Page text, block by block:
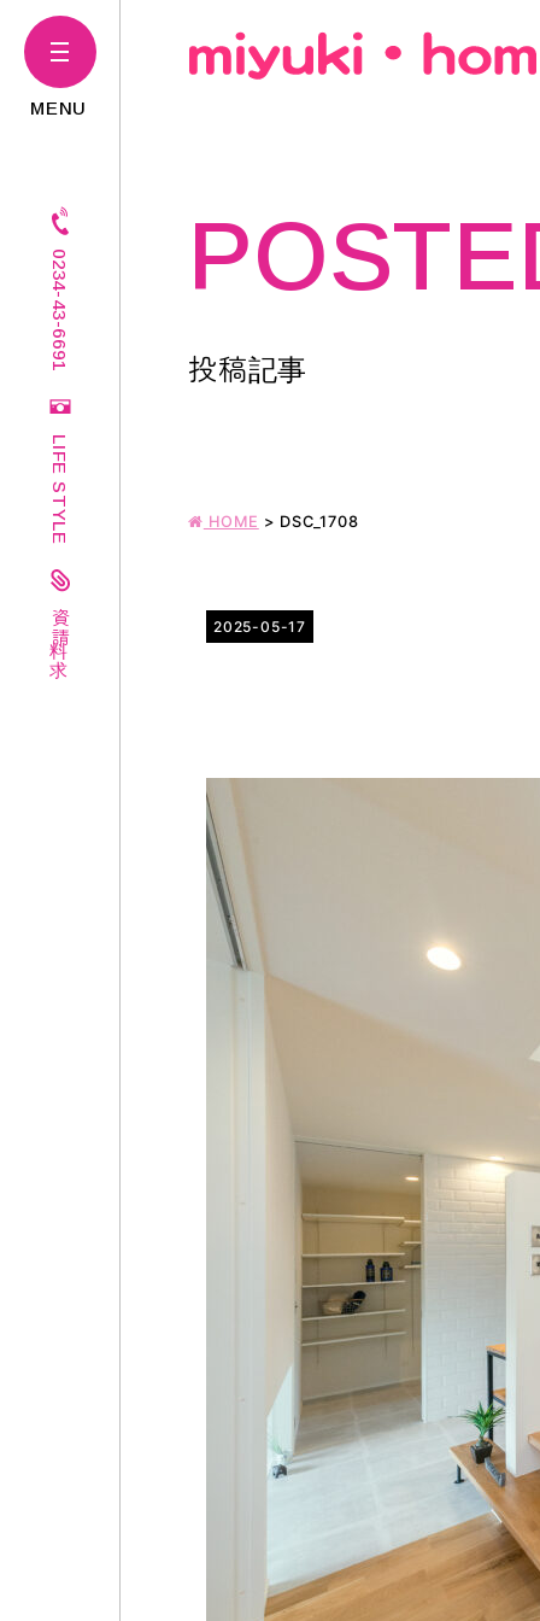
0234-43-6691
LIFE STYLE
資料請求
投稿記事
HOME > DSC_1708
2025-05-17